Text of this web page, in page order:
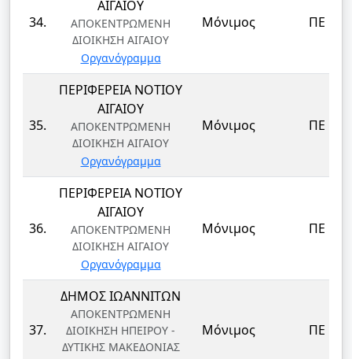
34.
ΑΙΓΑΙΟΥ
ΑΠΟΚΕΝΤΡΩΜΕΝΗ
ΔΙΟΙΚΗΣΗ ΑΙΓΑΙΟΥ
Οργανόγραμμα
Μόνιμος ΠΕ
35.
ΠΕΡΙΦΕΡΕΙΑ ΝΟΤΙΟΥ
ΑΙΓΑΙΟΥ
ΑΠΟΚΕΝΤΡΩΜΕΝΗ
ΔΙΟΙΚΗΣΗ ΑΙΓΑΙΟΥ
Οργανόγραμμα
Μόνιμος ΠΕ
36.
ΠΕΡΙΦΕΡΕΙΑ ΝΟΤΙΟΥ
ΑΙΓΑΙΟΥ
ΑΠΟΚΕΝΤΡΩΜΕΝΗ
ΔΙΟΙΚΗΣΗ ΑΙΓΑΙΟΥ
Οργανόγραμμα
Μόνιμος ΠΕ
37.
ΔΗΜΟΣ ΙΩΑΝΝΙΤΩΝ
ΑΠΟΚΕΝΤΡΩΜΕΝΗ
ΔΙΟΙΚΗΣΗ ΗΠΕΙΡΟΥ -
ΔΥΤΙΚΗΣ ΜΑΚΕΔΟΝΙΑΣ
Μόνιμος ΠΕ